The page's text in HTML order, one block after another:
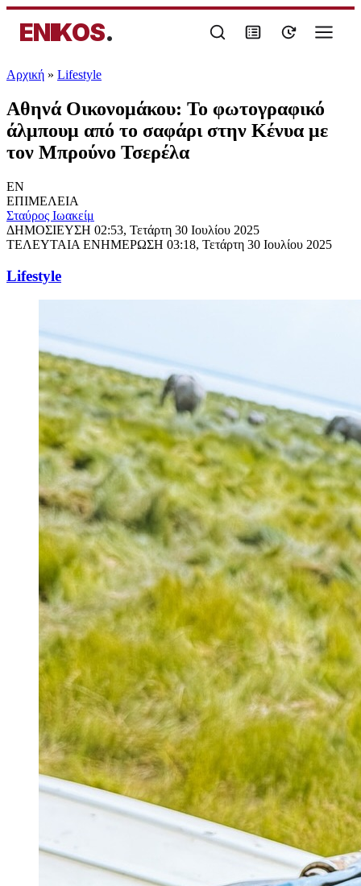
ENIKOS.
Αρχική » Lifestyle
Αθηνά Οικονομάκου: Το φωτογραφικό
άλμπουμ από το σαφάρι στην Κένυα με
τον Μπρούνο Τσερέλα
EN
ΕΠΙΜΕΛΕΙΑ
Σταύρος Ιωακείμ
ΔΗΜΟΣΙΕΥΣΗ 02:53, Τετάρτη 30 Ιουλίου 2025
ΤΕΛΕΥΤΑΙΑ ΕΝΗΜΕΡΩΣΗ 03:18, Τετάρτη 30 Ιουλίου 2025
Lifestyle